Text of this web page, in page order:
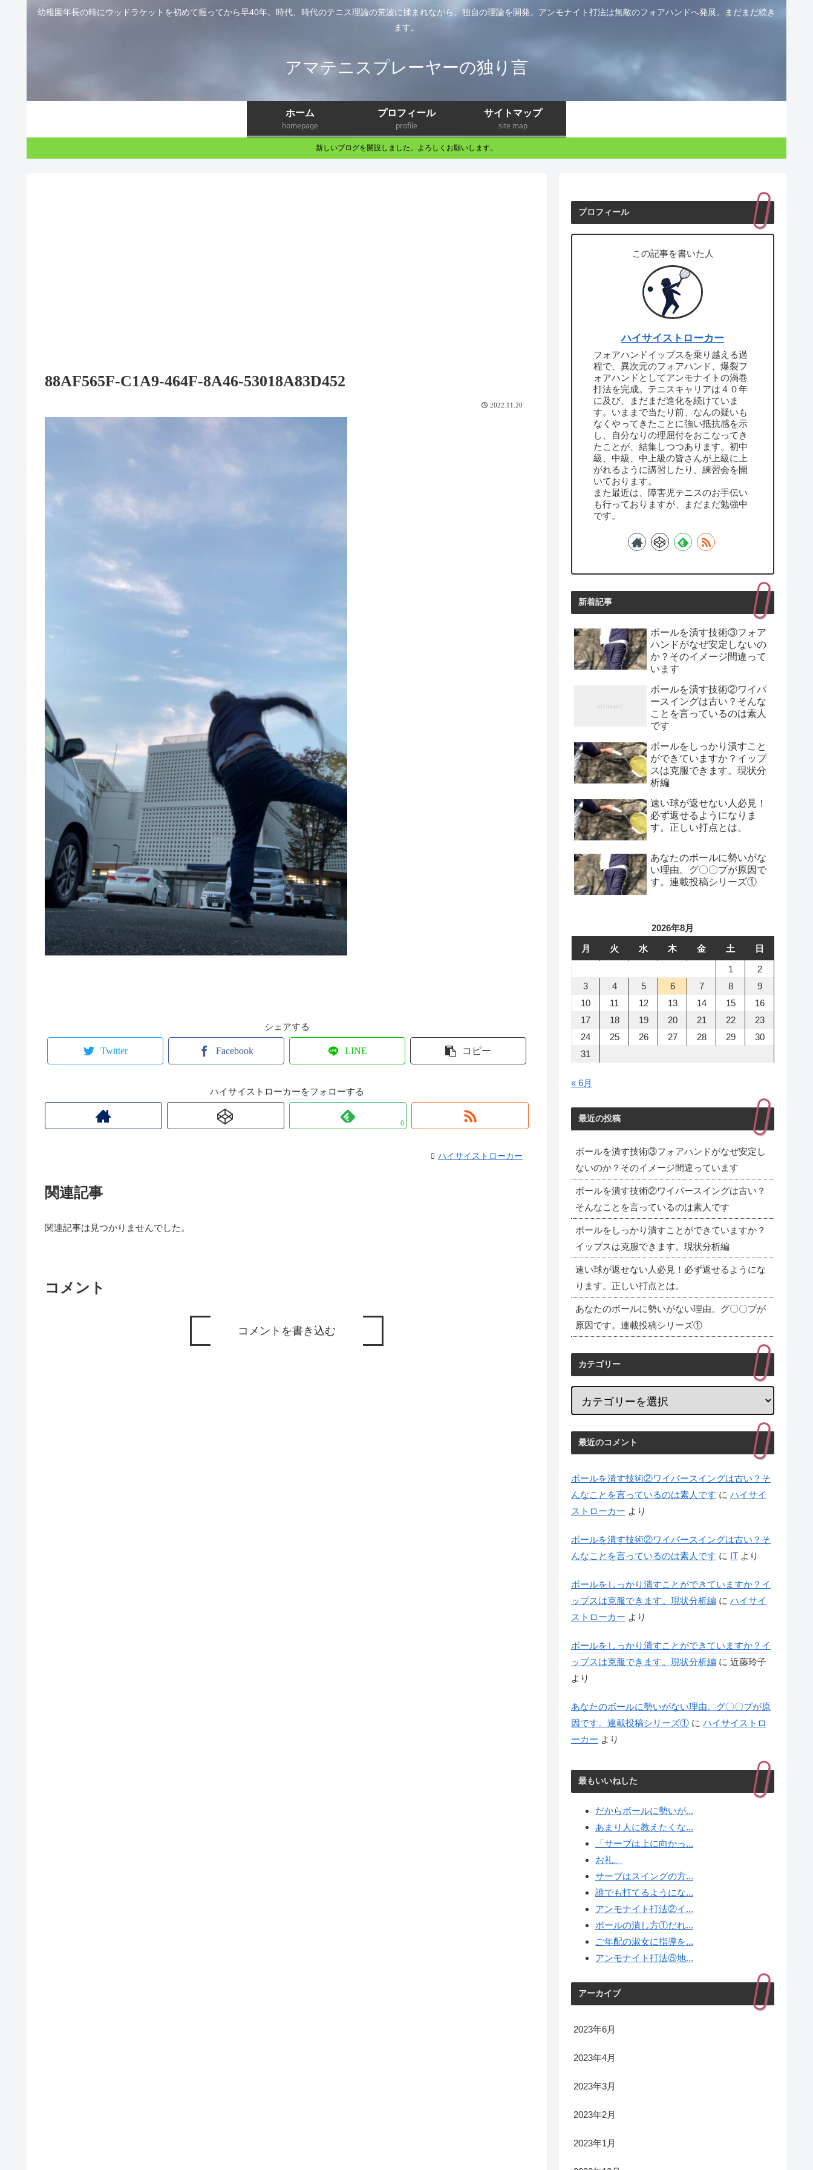
幼稚園年長の時にウッドラケットを初めて握ってから早40年。時代、時代のテニス理論の荒波に揉まれながら、独自の理論を開発。アンモナイト打法は無敵のフォアハンドへ発展。まだまだ続き
ます。
アマテニスプレーヤーの独り言
ホーム
homepage
プロフィール
profile
サイトマップ
site map
新しいブログを開設しました。よろしくお願いします。
88AF565F-C1A9-464F-8A46-53018A83D452
2022.11.20
シェアする
Twitter Facebook LINE コピー
ハイサイストローカーをフォローする
0
ハイサイストローカー
関連記事
関連記事は見つかりませんでした。
コメント
コメントを書き込む
プロフィール
この記事を書いた人
ハイサイストローカー
フォアハンドイップスを乗り越える過
程で、異次元のフォアハンド、爆裂フ
ォアハンドとしてアンモナイトの渦巻
打法を完成。テニスキャリアは４０年
に及び、まだまだ進化を続けていま
す。いままで当たり前、なんの疑いも
なくやってきたことに強い抵抗感を示
し、自分なりの理屈付をおこなってき
たことが、結集しつつあります。初中
級、中級、中上級の皆さんが上級に上
がれるように講習したり、練習会を開
いております。
また最近は、障害児テニスのお手伝い
も行っておりますが、まだまだ勉強中
です。
新着記事
ボールを潰す技術③フォア
ハンドがなぜ安定しないの
か？そのイメージ間違って
います
ボールを潰す技術②ワイパ
ースイングは古い？そんな
ことを言っているのは素人
です
ボールをしっかり潰すこと
ができていますか？イップ
スは克服できます。現状分
析編
速い球が返せない人必見！
必ず返せるようになりま
す。正しい打点とは。
あなたのボールに勢いがな
い理由。グ〇〇プが原因で
す。連載投稿シリーズ①
2026年8月
月
火 水 木 金 土
日
1
2
3
4 5 6 7 8
9
10
11 12 13 14 15
16
17
18 19 20 21 22
23
24
25 26 27 28 29
30
31
« 6月
最近の投稿
ボールを潰す技術③フォアハンドがなぜ安定し
ないのか？そのイメージ間違っています
ボールを潰す技術②ワイパースイングは古い？
そんなことを言っているのは素人です
ボールをしっかり潰すことができていますか？
イップスは克服できます。現状分析編
速い球が返せない人必見！必ず返せるようにな
ります。正しい打点とは。
あなたのボールに勢いがない理由。グ〇〇プが
原因です。連載投稿シリーズ①
カテゴリー
最近のコメント
ボールを潰す技術②ワイパースイングは古い？そ
んなことを言っているのは素人です に ハイサイ
ストローカー より
ボールを潰す技術②ワイパースイングは古い？そ
んなことを言っているのは素人です に IT より
ボールをしっかり潰すことができていますか？イ
ップスは克服できます。現状分析編 に ハイサイ
ストローカー より
ボールをしっかり潰すことができていますか？イ
ップスは克服できます。現状分析編 に 近藤玲子
より
あなたのボールに勢いがない理由。グ〇〇プが原
因です。連載投稿シリーズ① に ハイサイストロ
ーカー より
最もいいねした
だからボールに勢いが...
あまり人に教えたくな...
「サーブは上に向かっ...
お礼。
サーブはスイングの方...
誰でも打てるようにな...
アンモナイト打法②イ...
ボールの潰し方①だれ...
ご年配の淑女に指導を...
アンモナイト打法⑤地...
アーカイブ
2023年6月
2023年4月
2023年3月
2023年2月
2023年1月